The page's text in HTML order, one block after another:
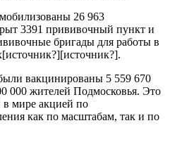
26 963
3391 прививочный пункт и
бригады для работы в
вакцинированы 5 559 670
000 жителей Подмосковья. Это
в мире акцией по
как по масштабам, так и по